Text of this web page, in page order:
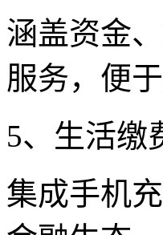
涵盖资金
服务，便
5、生活缴
集成手机